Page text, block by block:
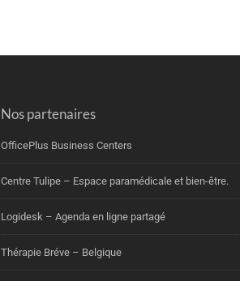
Nos partenaires
OfficePlus Business Centers
Centre Tulipe – Espace paramédicale et bien-être.
Logidesk – Agenda en ligne partagé
Thérapie Bréve – Belgique